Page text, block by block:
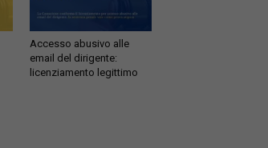
Accesso abusivo alle
email del dirigente:
licenziamento legittimo